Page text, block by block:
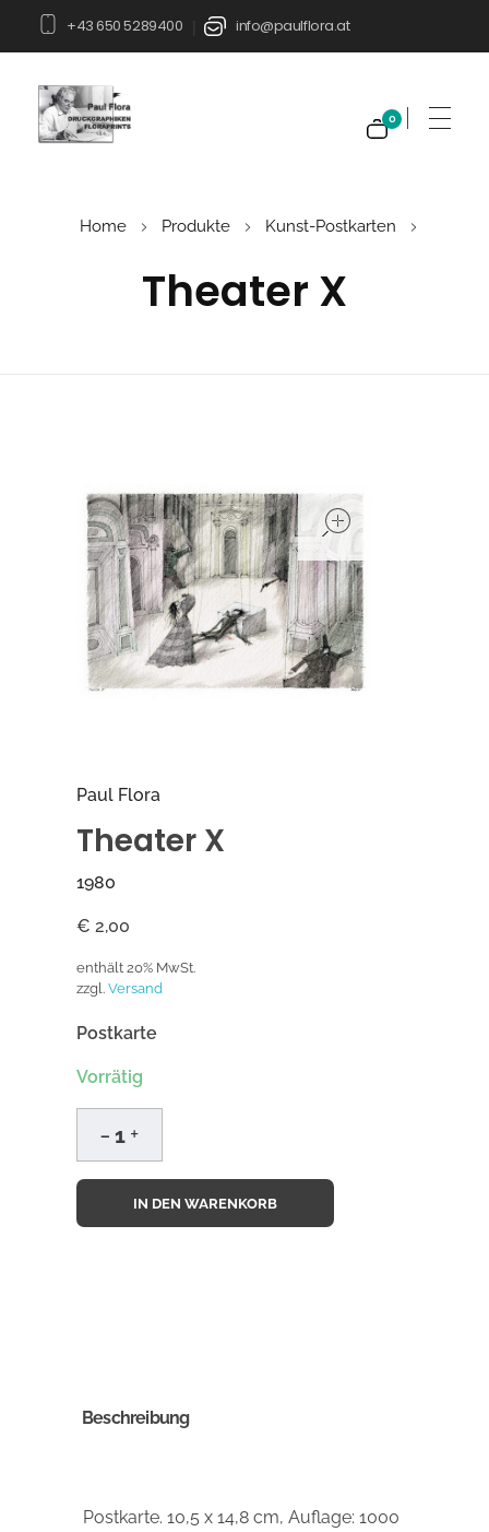
+43 650 5289400 info@paulflora.at
0
Home Produkte Kunst-Postkarten
Theater X
Paul Flora
Theater X
1980
€ 2,00
enthält 20% MwSt.
zzgl. Versand
Postkarte
Vorrätig
IN DEN WARENKORB
Beschreibung
Postkarte. 10,5 x 14,8 cm, Auflage: 1000